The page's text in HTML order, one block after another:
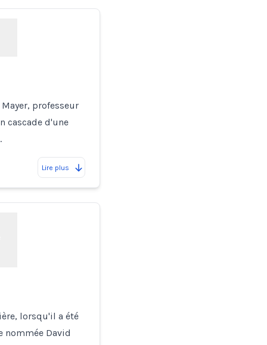
professeur
cascade d'une
Lire plus
lorsqu'il a été
nommée David